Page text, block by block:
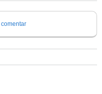
comentar